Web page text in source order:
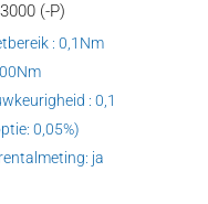
(-P)
: 0,1Nm
: 0,1
0,05%)
ja